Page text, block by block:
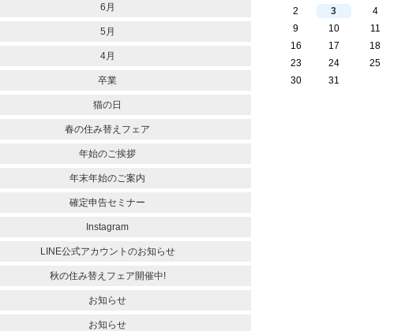
6月
5月
4月
卒業
猫の日
春の住み替えフェア
年始のご挨拶
年末年始のご案内
確定申告セミナー
Instagram
LINE公式アカウントのお知らせ
秋の住み替えフェア開催中!
お知らせ
お知らせ
2
3 4
9
10 11
16
17 18
23
24 25
30
31